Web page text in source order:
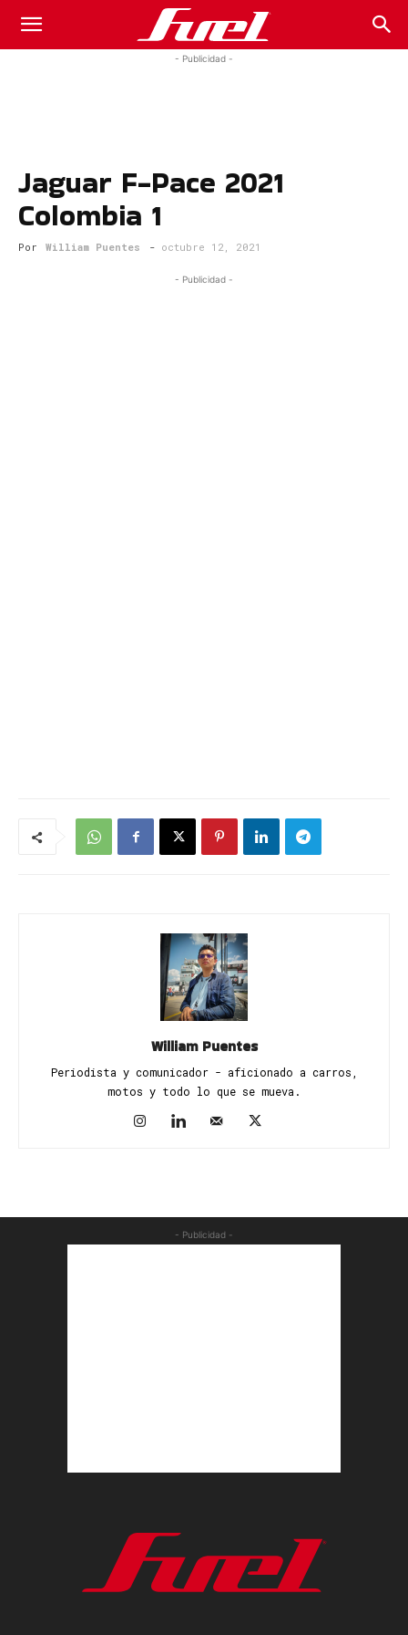
Fuel
Magazine
- Publicidad -
Jaguar F-Pace 2021
Colombia 1
Por William Puentes - octubre 12, 2021
- Publicidad -
William Puentes
Periodista y comunicador - aficionado a carros,
motos y todo lo que se mueva.
- Publicidad -